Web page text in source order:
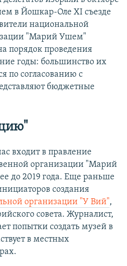
в Йошкар-Оле XI съезде
национальной
"Марий Ушем"
порядок проведения
годы: большинство их
по согласованию с
бюджетные
"
входит в правление
организации "Марий
до 2019 года. Еще раньше
создания
организации "У Вий",
совета. Журналист,
попытки создать музей в
в местных